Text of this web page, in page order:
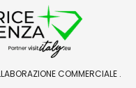
COMMERCIALE .